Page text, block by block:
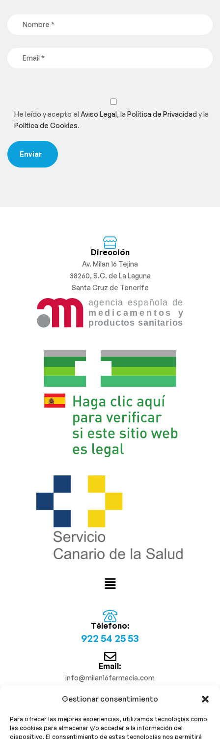
Gestionar consentimiento
Para ofrecer las mejores experiencias, utilizamos tecnologías como
las cookies para almacenar y/o acceder a la información del
dispositivo. El consentimiento de estas tecnologías nos permitirá
He leído y acepto el Aviso Legal, la Política de Privacidady la
Política de Cookies.
Dirección
Av. Milan 16 Tejina
38260, S.C. de La Laguna
Santa Cruz de Tenerife
Télefono:
922 54 25 53
Email:
info@milan16farmacia.com
¡Síguenos!